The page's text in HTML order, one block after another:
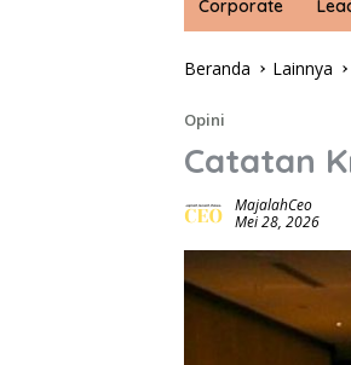
Corporate
Beranda Lainnya
Opini
Catatan
MajalahCeo
Mei 28, 2026